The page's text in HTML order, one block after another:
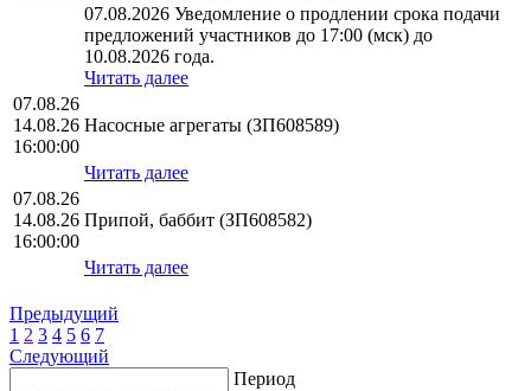
07.08.2026 Уведомление о продлении срока подачи
предложений участников до 17:00 (мск) до
10.08.2026 года.
Читать далее
07.08.26
14.08.26
16:00:00
Насосные агрегаты (ЗП608589)
Читать далее
07.08.26
14.08.26
16:00:00
Припой, баббит (ЗП608582)
Читать далее
Предыдущий
1 2 3 4 5 6 7
Следующий
Период